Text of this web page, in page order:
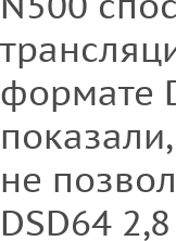
формате
не
DSD64